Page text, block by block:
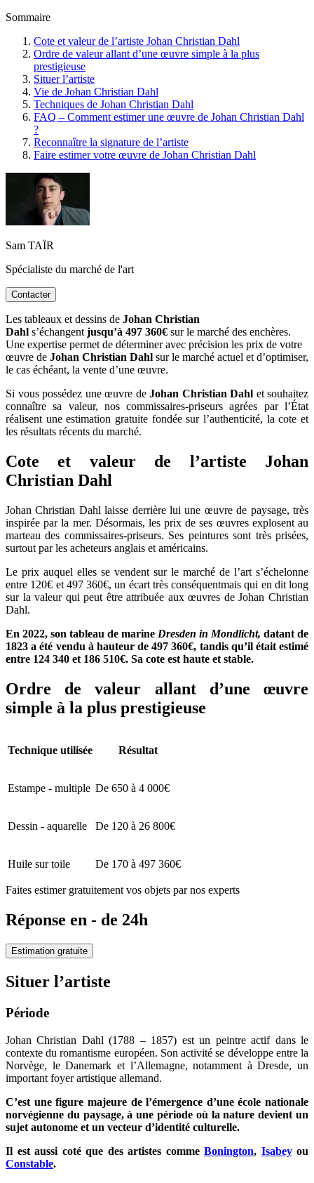
Sommaire
Cote et valeur de l’artiste Johan Christian Dahl
Ordre de valeur allant d’une œuvre simple à la plus
prestigieuse
Situer l’artiste
Vie de Johan Christian Dahl
Techniques de Johan Christian Dahl
FAQ – Comment estimer une œuvre de Johan Christian Dahl
?
Reconnaître la signature de l’artiste
Faire estimer votre œuvre de Johan Christian Dahl
Sam TAÏR
Spécialiste du marché de l'art
Contacter
Les tableaux et dessins de Johan Christian
Dahl s’échangent jusqu’à 497 360€ sur le marché des enchères.
Une expertise permet de déterminer avec précision les prix de votre
œuvre de Johan Christian Dahl sur le marché actuel et d’optimiser,
le cas échéant, la vente d’une œuvre.
Si vous possédez une œuvre de Johan Christian Dahl et souhaitez
connaître sa valeur, nos commissaires-priseurs agrées par l’État
réalisent une estimation gratuite fondée sur l’authenticité, la cote et
les résultats récents du marché.
Cote et valeur de l’artiste Johan
Christian Dahl
Johan Christian Dahl laisse derrière lui une œuvre de paysage, très
inspirée par la mer. Désormais, les prix de ses œuvres explosent au
marteau des commissaires-priseurs. Ses peintures sont très prisées,
surtout par les acheteurs anglais et américains.
Le prix auquel elles se vendent sur le marché de l’art s’échelonne
entre 120€ et 497 360€, un écart très conséquentmais qui en dit long
sur la valeur qui peut être attribuée aux œuvres de Johan Christian
Dahl.
En 2022, son tableau de marine Dresden in Mondlicht, datant de
1823 a été vendu à hauteur de 497 360€, tandis qu’il était estimé
entre 124 340 et 186 510€. Sa cote est haute et stable.
Ordre de valeur allant d’une œuvre
simple à la plus prestigieuse
Technique utilisée Résultat
Estampe - multiple De 650 à 4 000€
Dessin - aquarelle De 120 à 26 800€
Huile sur toile De 170 à 497 360€
Faites estimer gratuitement vos objets par nos experts
Réponse en - de 24h
Estimation gratuite
Situer l’artiste
Période
Johan Christian Dahl (1788 – 1857) est un peintre actif dans le
contexte du romantisme européen. Son activité se développe entre la
Norvège, le Danemark et l’Allemagne, notamment à Dresde, un
important foyer artistique allemand.
C’est une figure majeure de l’émergence d’une école nationale
norvégienne du paysage, à une période où la nature devient un
sujet autonome et un vecteur d’identité culturelle.
Il est aussi coté que des artistes comme Bonington, Isabeyou
Constable.